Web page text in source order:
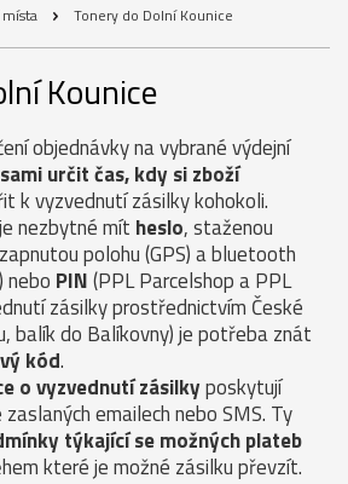
Tonery do Dolní Kounice
Kounice
objednávky na vybrané výdejní
určit čas, kdy si zboží
k vyzvednutí zásilky kohokoli.
nezbytné mít heslo, staženou
polohu (GPS) a bluetooth
nebo PIN(PPL Parcelshop a PPL
zásilky prostřednictvím České
balík do Balíkovny) je potřeba znát
kód.
o vyzvednutí zásilkyposkytují
emailech nebo SMS. Ty
týkající se možných plateb
které je možné zásilku převzít.